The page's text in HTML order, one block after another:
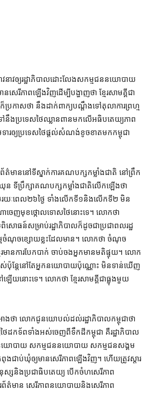
នាវ​ឲ្យ​រដ្ឋាភិបាល​ដោះលែង​សកម្មជន​នយោបាយ
េរីភាព​ឡើងវិញ​ដើម្បី​បង្ហាញ​ថា ខ្មែរ​សាមគ្គី​ជា​
រកាស​ថា នឹង​ដាក់​ពាក្យ​បណ្តឹង​ទៅ​តុលាការ​ព្រហ្ម
ៅ​នឹង​ប្រទេស​ថៃ​ឈ្លានពាន​មក​លើ​អធិបតេយ្យភាព​
ារ​ឲ្យ​ប្រទេស​ថៃ​ផ្តល់​សំណង់​ខូចខាត​មក​កម្ពុជា​
ត៌​មាននៅ​ទីស្នាក់ការ​គណបក្ស​កម្លាំង​ជាតិ នៅ​ព្រឹក​
ន ទីប្រឹក្សា​គណបក្ស​កម្លាំង​ជាតិ​លើកឡើង​ថា
យៈពេល​២៦​ថ្ងៃ ទាំង​លើក​ទី​១​និង​លើក​ទី​២ មិន
ចេញមុខ​ថ្កោលទោស​ថៃ​នោះ​ទេ។ លោក​ថា
សោធន៍​សម្រាប់​រដ្ឋាភិបាល​ក៏ដូចជា​ប្រជាពលរដ្ឋ​
លម្អ​ចំណុចខ្សោយ​ខ្លះ​ដែល​មាន។ លោក​ថា ចំណុច
មានការ​បែកបាក់ ចាប់ចង​អ្នកមាន​មតិផ្ទុយ។ លោក​
ស់​ប៉ុន្តែ​នៅតែ​អ្នកនយោបាយ​ប៉ុណ្ណោះ មិន​ទាន់​ឃើញ​
ឡើយ​នោះ​ទេ។ លោក​ថា ខ្មែរ​សាមគ្គី​ជា​ធ្លុង​មួយ​
ថា លោក​ជូន​យោបល់​ដល់​រដ្ឋាភិបាល​កម្ពុជា​ថា
ថៃ​ដកទ័ព​ទាំងអស់​ចេញពី​ទឹកដី​កម្ពុជា គឺ​រដ្ឋាភិបាល​
យោបាយ សកម្មជន​នយោបាយ សកម្មជន​សង្គម
ពុង​ជាប់ឃុំ​ឲ្យ​មាន​សេរីភាព​ឡើងវិញ។ ហើយ​ត្រូវ​ស្តារ​
ស្ស​និង​ប្រជាធិបតេយ្យ បើកចំហ​សេរីភាព​
ព័ត៌មាន សេរីភាព​នយោបាយ​និង​សេរីភាព​